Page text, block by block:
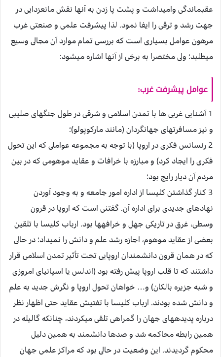
عقب‏ماندگى وا‏ميداشت و پشت پا زدن به آنها نقش مانع‏زدايى در
جهت رشد و ترقى را ايفا نمود. لذا پيشرفت علمى و صنعتى غرب
مرهون عوامل بسيارى است كه بررسى تمام موارد آن مجالى وسيع
ميطلبد؛ ولى مختصرا به برخى از آنها اشاره ميشود:
عوامل پيشرفت غرب:
1 آشنايى غربى ها با تمدن اسلامى و شرقى در طول جنگ‏هاى صليبى
و نيز مسافرت‏هاى جهانگردان (مانند ماركوپولو)؛
2 رنسانس فكرى در اروپا (با توجه به مجموعه عواملى كه اين تحول
فكرى را ايجاد كرد) و مبارزه با خرافات و عقايد موهومى كه در بين
مردم آن ديار رايج بود؛
3 كنار گذاشتن كليسا از اداره امور جامعه و به وجود آوردن
نهادهاى جديدى براى اداره آن. گفتنى است كه اروپا در قرون
وسطى، غرق در تاريكى جهل و خرافه‏ها بود. ارباب كليسا با تلقين
بعضى از عقايد موهوم، اجازه رشد علم و دانش را نميداد؛ در حالى
كه در همان قرون دانشمندان اروپايى تحت تأثير تمدن اسلامى قرار
داشتند كه تا قلب اروپا پيش رفته بود (اندلس يا اسپانياى امروزى
و شبه جزيره بالكان) و… خواهان تحول اروپا و نگرش جديد به علم
و دانش شده بودند. ارباب كليسا با تفتيش عقايد حتى اظهار نظر
درباره پديده‏هاى جهان را گمراهى تلقى ميكردند، چنان‏كه گاليله در
همين رابطه محاكمه شد و صدها دانشمند به همين دليل
محكوم گرديدند. اين وضعيت در حالى بود كه مراكز علمى جهان